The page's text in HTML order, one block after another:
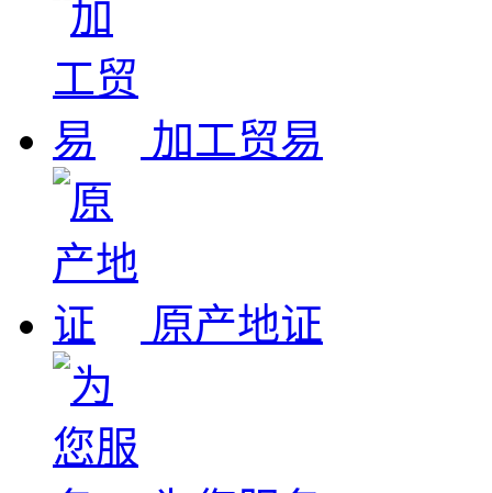
加工贸易
原产地证